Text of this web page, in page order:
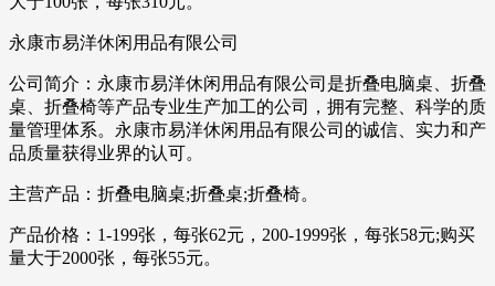
永康市易洋休闲用品有限公司
公司简介：永康市易洋休闲用品有限公司是折叠电脑桌、折叠
桌、折叠椅等产品专业生产加工的公司，拥有完整、科学的质
量管理体系。永康市易洋休闲用品有限公司的诚信、实力和产
品质量获得业界的认可。
主营产品：折叠电脑桌;折叠桌;折叠椅。
产品价格：1-199张，每张62元，200-1999张，每张58元;购买
量大于2000张，每张55元。